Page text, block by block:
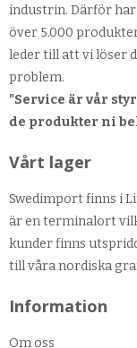
industrin. Därför
över 5.000
leder till att vi löser
problem.
"Service är vår
de produkter ni
Vårt lager
Swedimport finns i
är en terminalort
kunder finns
till våra nordiska
Information
Om oss